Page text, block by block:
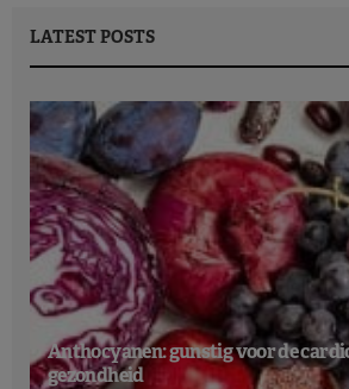
LATEST POSTS
Anthocyanen: gunstig voor de
gezondheid